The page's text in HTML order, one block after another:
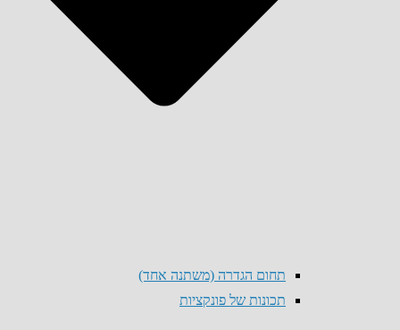
תחום הגדרה (משתנה אחד)
תכונות של פונקציות